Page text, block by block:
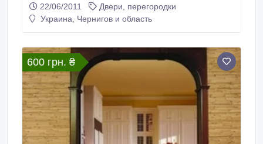
сервис и предоставляем гарантию на
приобретенный товар. Вы можете легко и быстро
менеджеру: aaagroup.
22/06/2011
Двери, перегородки
Украина, Чернигов и область
600 грн. ₴